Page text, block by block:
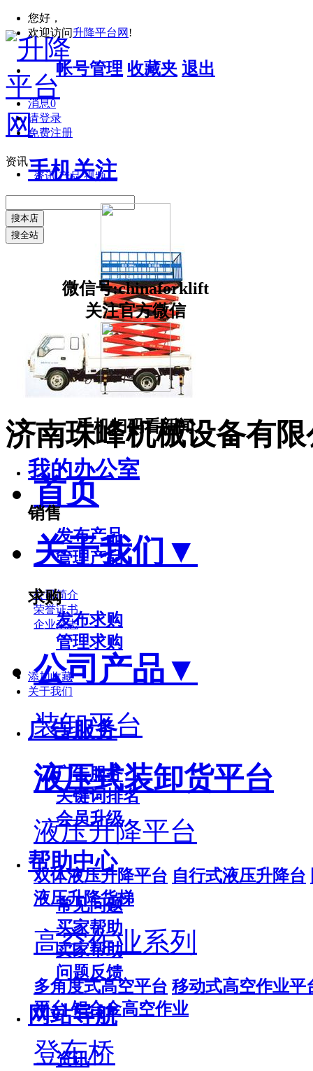
您好，
欢迎访问升降平台网 !
帐号管理 收藏夹 退出
消息0
请登录
免费注册
手机关注
微信号:chinaforklift
关注官方微信
手机扫码看新闻
我的办公室
销售
发布产品
管理产品
求购
发布求购
管理求购
添加收藏
关于我们
广告服务
广告服务
关键词排名
会员升级
帮助中心
常见问题
买家帮助
卖家帮助
问题反馈
网站导航
资讯
资讯
资讯 产品 视频
搜本店
搜全站
济南珠峰机械设备有
首页
关于我们 ▼
公司简介
荣誉证书
企业杂志
公司产品▼
装卸平台
液压式装卸货平台
液压升降平台
双体液压升降平台 自行式液压升降台
液压升降货梯
高空作业系列
多角度式高空平台 移动式高空作业平
平台 铝合金高空作业
登车桥